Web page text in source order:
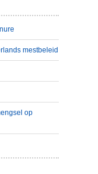
mestbeleid
op